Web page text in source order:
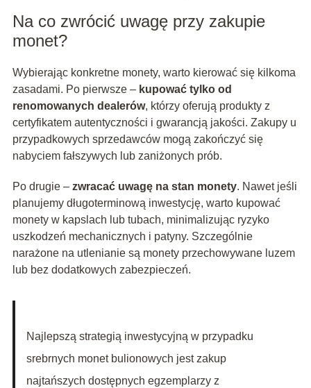
Na co zwrócić uwagę przy zakupie
monet?
Wybierając konkretne monety, warto kierować się kilkoma
zasadami. Po pierwsze – kupować tylko od
renomowanych dealerów, którzy oferują produkty z
certyfikatem autentyczności i gwarancją jakości. Zakupy u
przypadkowych sprzedawców mogą zakończyć się
nabyciem fałszywych lub zaniżonych prób.
Po drugie – zwracać uwagę na stan monety. Nawet jeśli
planujemy długoterminową inwestycję, warto kupować
monety w kapslach lub tubach, minimalizując ryzyko
uszkodzeń mechanicznych i patyny. Szczególnie
narażone na utlenianie są monety przechowywane luzem
lub bez dodatkowych zabezpieczeń.
Najlepszą strategią inwestycyjną w przypadku
srebrnych monet bulionowych jest zakup
najtańszych dostępnych egzemplarzy z